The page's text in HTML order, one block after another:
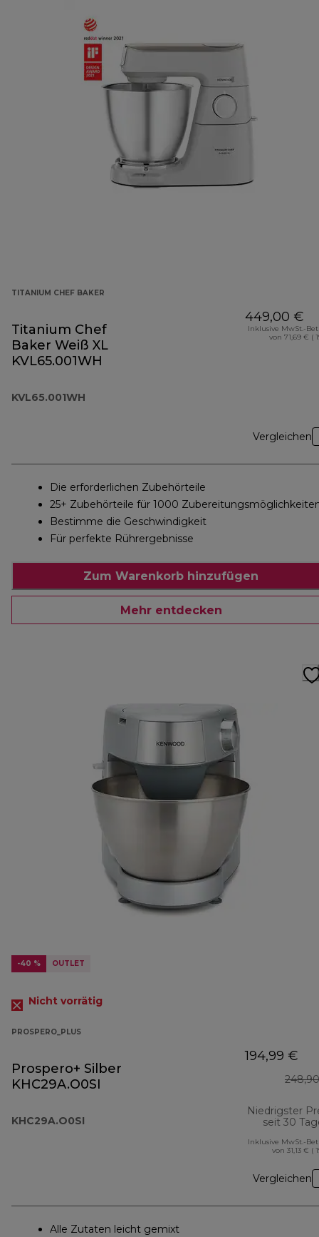
TITANIUM CHEF BAKER
Titanium Chef
Baker Weiß XL
KVL65.001WH
KVL65.001WH
449,00 €
Inklusive MwSt.-
von 71,69 € (
Vergleichen
Die erforderlichen Zubehörteile
25+ Zubehörteile für 1000
Bestimme die Geschwindigkeit
Für perfekte Rührergebnisse
Zum Warenkorb hinzufügen
Mehr entdecken
-40 % OUTLET
Nicht vorrätig
PROSPERO_PLUS
Prospero+ Silber
KHC29A.O0SI
KHC29A.O0SI
194,99 €
Niedrigster
seit 30
Inklusive MwSt.-
von 31,13 € (
Vergleichen
Alle Zutaten leicht gemixt